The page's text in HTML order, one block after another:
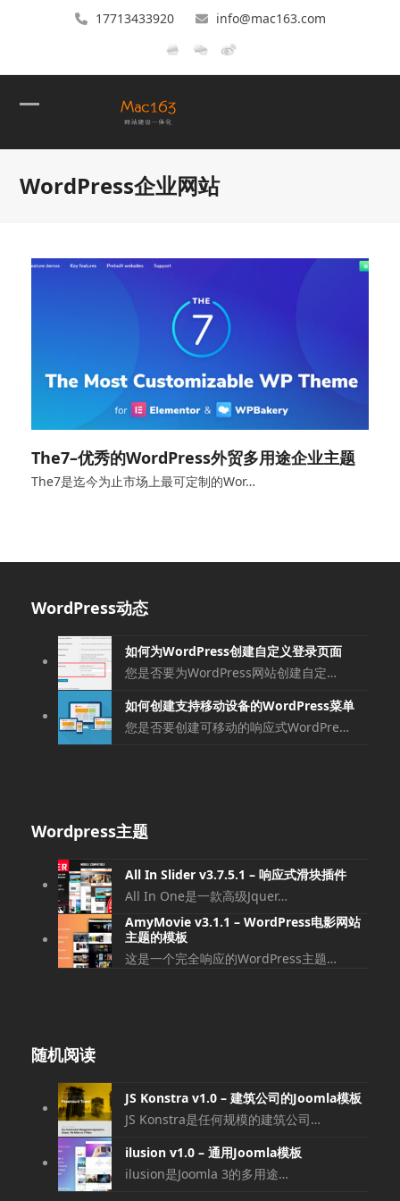
17713433920 info@mac163.com
mobile
menu
mobile
menu
WordPress企业网站
The7–优秀的WordPress外贸多用途企业主题
The7是迄今为止市场上最可定制的Wor…
WordPress动态
如何为WordPress创建自定义登录页面
您是否要为WordPress网站创建自定…
如何创建支持移动设备的WordPress菜单
您是否要创建可移动的响应式WordPre…
Wordpress主题
All In Slider v3.7.5.1 – 响应式滑块插件
All In One是一款高级Jquer…
AmyMovie v3.1.1 – WordPress电影网站
主题的模板
这是一个完全响应的WordPress主题…
随机阅读
JS Konstra v1.0 – 建筑公司的Joomla模板
JS Konstra是任何规模的建筑公司…
ilusion v1.0 – 通用Joomla模板
ilusion是Joomla 3的多用途…